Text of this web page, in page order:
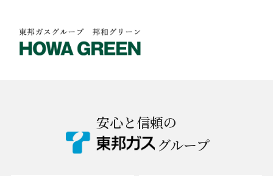
安心と信頼の
グループ